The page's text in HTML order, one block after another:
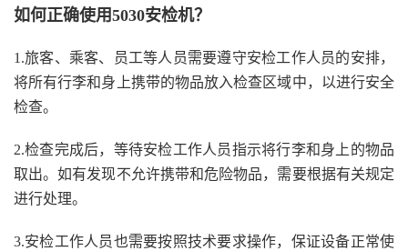
如何正确使用5030安检机？
1.旅客、乘客、员工等人员需要遵守安检工作人员的安排，
将所有行李和身上携带的物品放入检查区域中，以进行安全
检查。
2.检查完成后，等待安检工作人员指示将行李和身上的物品
取出。如有发现不允许携带和危险物品，需要根据有关规定
进行处理。
3.安检工作人员也需要按照技术要求操作，保证设备正常使